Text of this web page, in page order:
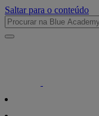
Saltar para o conteúdo